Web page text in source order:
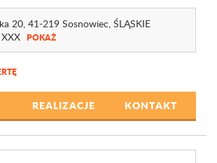
20, 41-219 Sosnowiec, ŚLĄSKIE
POKAŻ
REALIZACJE KONTAKT